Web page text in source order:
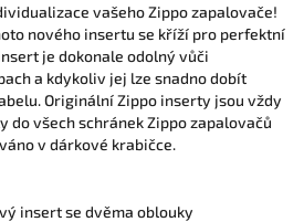
vašeho Zippo zapalovače!
nového insertu se kříží pro perfektní
je dokonale odolný vůči
a kdykoliv jej lze snadno dobít
Originální Zippo inserty jsou vždy
do všech schránek Zippo zapalovačů
v dárkové krabičce.
insert se dvěma oblouky